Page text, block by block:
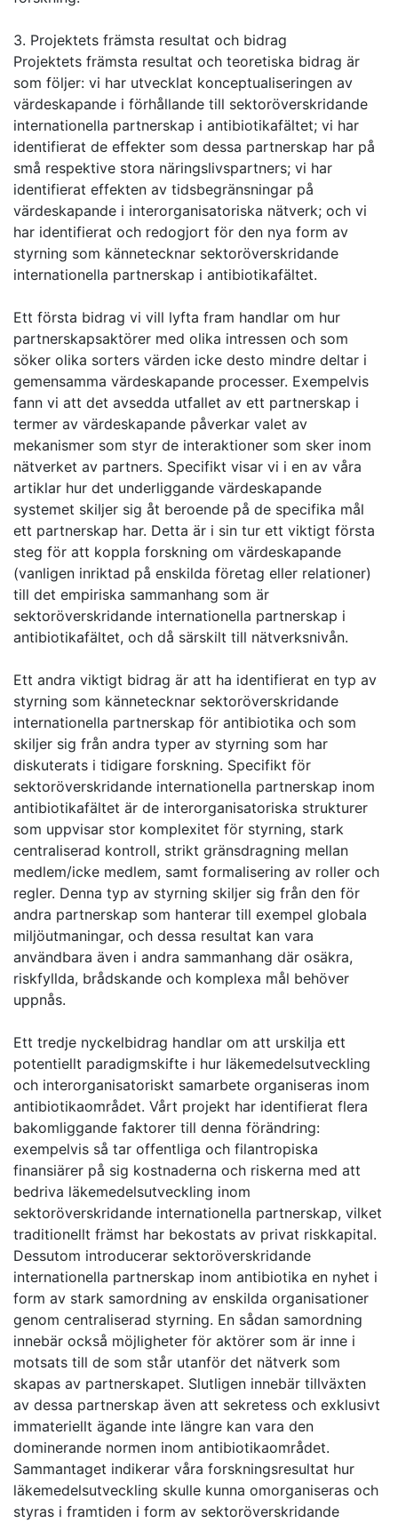
3. Projektets främsta resultat och bidrag
Projektets främsta resultat och teoretiska bidrag är
som följer: vi har utvecklat konceptualiseringen av
värdeskapande i förhållande till sektoröverskridande
internationella partnerskap i antibiotikafältet; vi har
identifierat de effekter som dessa partnerskap har på
små respektive stora näringslivspartners; vi har
identifierat effekten av tidsbegränsningar på
värdeskapande i interorganisatoriska nätverk; och vi
har identifierat och redogjort för den nya form av
styrning som kännetecknar sektoröverskridande
internationella partnerskap i antibiotikafältet.
Ett första bidrag vi vill lyfta fram handlar om hur
partnerskapsaktörer med olika intressen och som
söker olika sorters värden icke desto mindre deltar i
gemensamma värdeskapande processer. Exempelvis
fann vi att det avsedda utfallet av ett partnerskap i
termer av värdeskapande påverkar valet av
mekanismer som styr de interaktioner som sker inom
nätverket av partners. Specifikt visar vi i en av våra
artiklar hur det underliggande värdeskapande
systemet skiljer sig åt beroende på de specifika mål
ett partnerskap har. Detta är i sin tur ett viktigt första
steg för att koppla forskning om värdeskapande
(vanligen inriktad på enskilda företag eller relationer)
till det empiriska sammanhang som är
sektoröverskridande internationella partnerskap i
antibiotikafältet, och då särskilt till nätverksnivån.
Ett andra viktigt bidrag är att ha identifierat en typ av
styrning som kännetecknar sektoröverskridande
internationella partnerskap för antibiotika och som
skiljer sig från andra typer av styrning som har
diskuterats i tidigare forskning. Specifikt för
sektoröverskridande internationella partnerskap inom
antibiotikafältet är de interorganisatoriska strukturer
som uppvisar stor komplexitet för styrning, stark
centraliserad kontroll, strikt gränsdragning mellan
medlem/icke medlem, samt formalisering av roller och
regler. Denna typ av styrning skiljer sig från den för
andra partnerskap som hanterar till exempel globala
miljöutmaningar, och dessa resultat kan vara
användbara även i andra sammanhang där osäkra,
riskfyllda, brådskande och komplexa mål behöver
uppnås.
Ett tredje nyckelbidrag handlar om att urskilja ett
potentiellt paradigmskifte i hur läkemedelsutveckling
och interorganisatoriskt samarbete organiseras inom
antibiotikaområdet. Vårt projekt har identifierat flera
bakomliggande faktorer till denna förändring:
exempelvis så tar offentliga och filantropiska
finansiärer på sig kostnaderna och riskerna med att
bedriva läkemedelsutveckling inom
sektoröverskridande internationella partnerskap, vilket
traditionellt främst har bekostats av privat riskkapital.
Dessutom introducerar sektoröverskridande
internationella partnerskap inom antibiotika en nyhet i
form av stark samordning av enskilda organisationer
genom centraliserad styrning. En sådan samordning
innebär också möjligheter för aktörer som är inne i
motsats till de som står utanför det nätverk som
skapas av partnerskapet. Slutligen innebär tillväxten
av dessa partnerskap även att sekretess och exklusivt
immateriellt ägande inte längre kan vara den
dominerande normen inom antibiotikaområdet.
Sammantaget indikerar våra forskningsresultat hur
läkemedelsutveckling skulle kunna omorganiseras och
styras i framtiden i form av sektoröverskridande